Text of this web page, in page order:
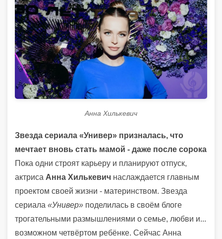
Анна Хилькевич
Звезда сериала «Универ» призналась, что
мечтает вновь стать мамой - даже после сорока
Пока одни строят карьеру и планируют отпуск,
актриса Анна Хилькевич наслаждается главным
проектом своей жизни - материнством. Звезда
сериала «Универ» поделилась в своём блоге
трогательными размышлениями о семье, любви и...
возможном четвёртом ребёнке. Сейчас Анна